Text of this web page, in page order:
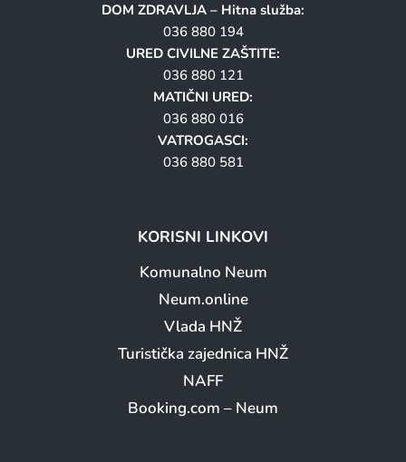
DOM ZDRAVLJA – Hitna služba:
036 880 194
URED CIVILNE ZAŠTITE:
036 880 121
MATIČNI URED:
036 880 016
VATROGASCI:
036 880 581
KORISNI LINKOVI
Komunalno Neum
Neum.online
Vlada HNŽ
Turistička zajednica HNŽ
NAFF
Booking.com – Neum